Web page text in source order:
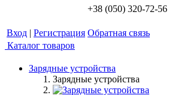
+38 (050) 320-72-56
Вход | Регистрация Обратная связь
Каталог товаров
Зарядные устройства
Зарядные устройства